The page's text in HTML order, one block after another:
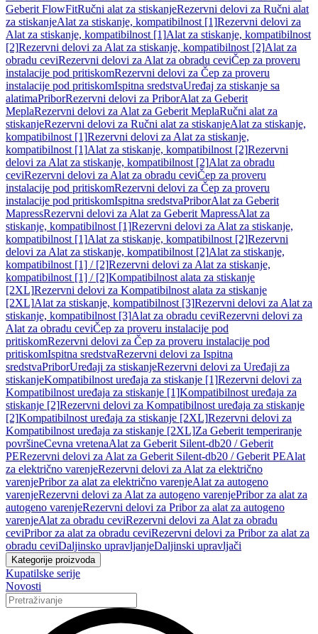
Geberit FlowFitRučni alat za stiskanjeRezervni delovi za Ručni alat
za stiskanjeAlat za stiskanje, kompatibilnost [1]Rezervni delovi za
Alat za stiskanje, kompatibilnost [1]Alat za stiskanje, kompatibilnost
[2]Rezervni delovi za Alat za stiskanje, kompatibilnost [2]Alat za
obradu ceviRezervni delovi za Alat za obradu ceviČep za proveru
instalacije pod pritiskomRezervni delovi za Čep za proveru
instalacije pod pritiskomIspitna sredstvaUređaj za stiskanje sa
alatimaPriborRezervni delovi za PriborAlat za Geberit
MeplaRezervni delovi za Alat za Geberit MeplaRučni alat za
stiskanjeRezervni delovi za Ručni alat za stiskanjeAlat za stiskanje,
kompatibilnost [1]Rezervni delovi za Alat za stiskanje,
kompatibilnost [1]Alat za stiskanje, kompatibilnost [2]Rezervni
delovi za Alat za stiskanje, kompatibilnost [2]Alat za obradu
ceviRezervni delovi za Alat za obradu ceviČep za proveru
instalacije pod pritiskomRezervni delovi za Čep za proveru
instalacije pod pritiskomIspitna sredstvaPriborAlat za Geberit
MapressRezervni delovi za Alat za Geberit MapressAlat za
stiskanje, kompatibilnost [1]Rezervni delovi za Alat za stiskanje,
kompatibilnost [1]Alat za stiskanje, kompatibilnost [2]Rezervni
delovi za Alat za stiskanje, kompatibilnost [2]Alat za stiskanje,
kompatibilnost [1] / [2]Rezervni delovi za Alat za stiskanje,
kompatibilnost [1] / [2]Kompatibilnost alata za stiskanje
[2XL]Rezervni delovi za Kompatibilnost alata za stiskanje
[2XL]Alat za stiskanje, kompatibilnost [3]Rezervni delovi za Alat za
stiskanje, kompatibilnost [3]Alat za obradu ceviRezervni delovi za
Alat za obradu ceviČep za proveru instalacije pod
pritiskomRezervni delovi za Čep za proveru instalacije pod
pritiskomIspitna sredstvaRezervni delovi za Ispitna
sredstvaPriborUređaji za stiskanjeRezervni delovi za Uređaji za
stiskanjeKompatibilnost uređaja za stiskanje [1]Rezervni delovi za
Kompatibilnost uređaja za stiskanje [1]Kompatibilnost uređaja za
stiskanje [2]Rezervni delovi za Kompatibilnost uređaja za stiskanje
[2]Kompatibilnost uređaja za stiskanje [2XL]Rezervni delovi za
Kompatibilnost uređaja za stiskanje [2XL]Za Geberit temperiranje
površineCevna vretenaAlat za Geberit Silent-db20 / Geberit
PERezervni delovi za Alat za Geberit Silent-db20 / Geberit PEAlat
za električno varenjeRezervni delovi za Alat za električno
varenjePribor za alat za električno varenjeAlat za autogeno
varenjeRezervni delovi za Alat za autogeno varenjePribor za alat za
autogeno varenjeRezervni delovi za Pribor za alat za autogeno
varenjeAlat za obradu ceviRezervni delovi za Alat za obradu
ceviPribor za alat za obradu ceviRezervni delovi za Pribor za alat za
obradu ceviDaljinsko upravljanjeDaljinski upravljači
Kategorije proizvoda
Kupatilske serije
Novosti